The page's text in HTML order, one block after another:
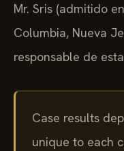
Mr. Sris (admitido
Columbia, Nueva
responsable de
Case results
unique to each